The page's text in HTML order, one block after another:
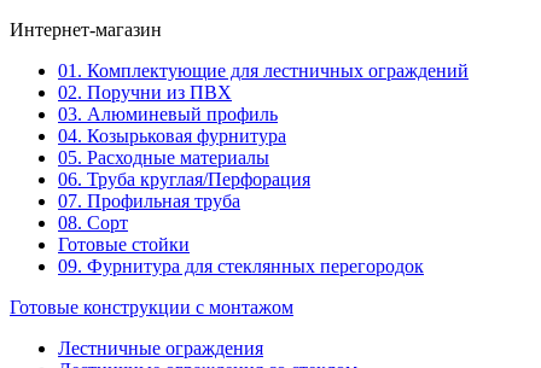
Интернет-магазин
01. Комплектующие для лестничных ограждений
02. Поручни из ПВХ
03. Алюминевый профиль
04. Козырьковая фурнитура
05. Расходные материалы
06. Труба круглая/Перфорация
07. Профильная труба
08. Сорт
Готовые стойки
09. Фурнитура для стеклянных перегородок
Готовые конструкции с монтажом
Лестничные ограждения